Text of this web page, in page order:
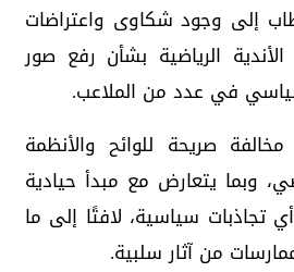
إلى وجود شكاوى واعتراضات
الرياضية بشأن رفع صور
في عدد من الملاعب.
صريحة للوائح والأنظمة
وبما يتعارض مع مبدأ حيادية
تجاذبات سياسية، لافتًا إلى ما
من آثار سلبية.